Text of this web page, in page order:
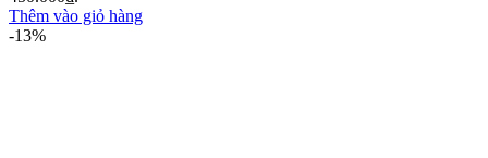
Thêm vào giỏ hàng
-13%